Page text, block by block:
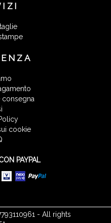
cookie
PAYPAL
- All rights